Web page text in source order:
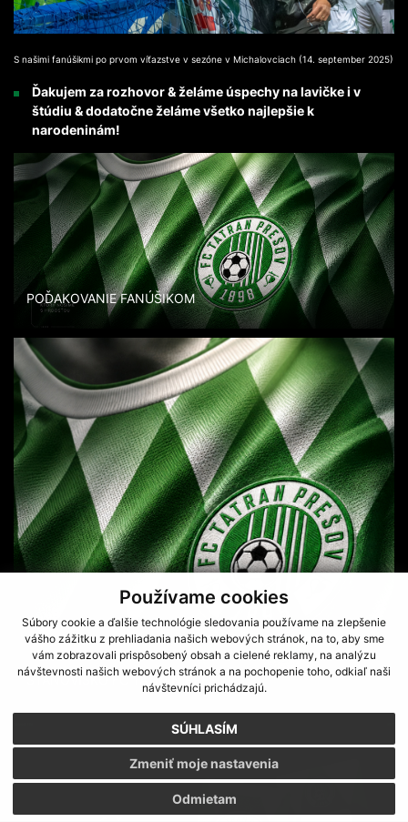
Používame cookies
Súbory cookie a ďalšie technológie sledovania používame na zlepšenie
vášho zážitku z prehliadania našich webových stránok, na to, aby sme
vám zobrazovali prispôsobený obsah a cielené reklamy, na analýzu
návštevnosti našich webových stránok a na pochopenie toho, odkiaľ naši
návštevníci prichádzajú.
SÚHLASÍM
Odmietam
Zmeniť moje nastavenia
S našimi fanúšikmi po prvom víťazstve v sezóne v Michalovciach (14. september 2025)
Ďakujem za rozhovor & želáme úspechy na lavičke i v
štúdiu & dodatočne želáme všetko najlepšie k
narodeninám!
POĎAKOVANIE FANÚŠIKOM
STANOVISKO FC TATRAN PREŠOV